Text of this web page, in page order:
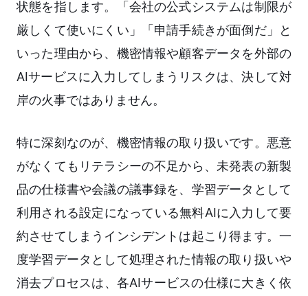
状態を指します。「会社の公式システムは制限が
厳しくて使いにくい」「申請手続きが面倒だ」と
いった理由から、機密情報や顧客データを外部の
AIサービスに入力してしまうリスクは、決して対
岸の火事ではありません。
特に深刻なのが、機密情報の取り扱いです。悪意
がなくてもリテラシーの不足から、未発表の新製
品の仕様書や会議の議事録を、学習データとして
利用される設定になっている無料AIに入力して要
約させてしまうインシデントは起こり得ます。一
度学習データとして処理された情報の取り扱いや
消去プロセスは、各AIサービスの仕様に大きく依